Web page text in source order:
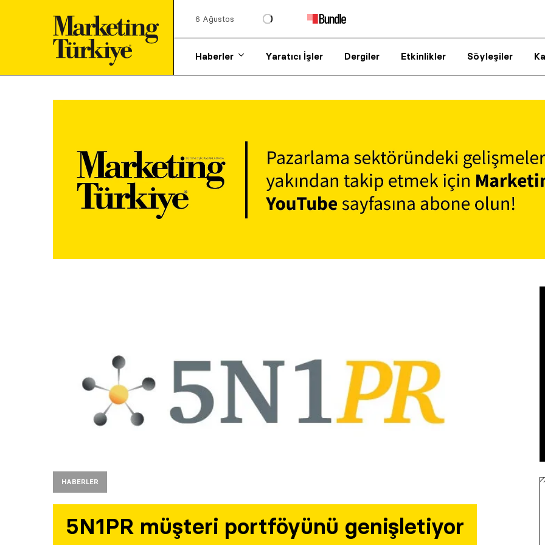
6 Ağustos
Haberler Yaratıcı İşler Dergiler Etkinlikler Söyleşiler
HABERLER
5N1PR müşteri portföyünü genişletiyor